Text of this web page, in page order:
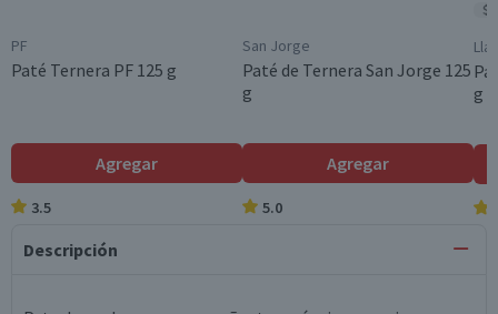
PF
Paté Ternera PF 125 g
Agregar
3.5
San Jorge
Paté de Ternera San Jorge 125
g
Agregar
5.0
g
Descripción